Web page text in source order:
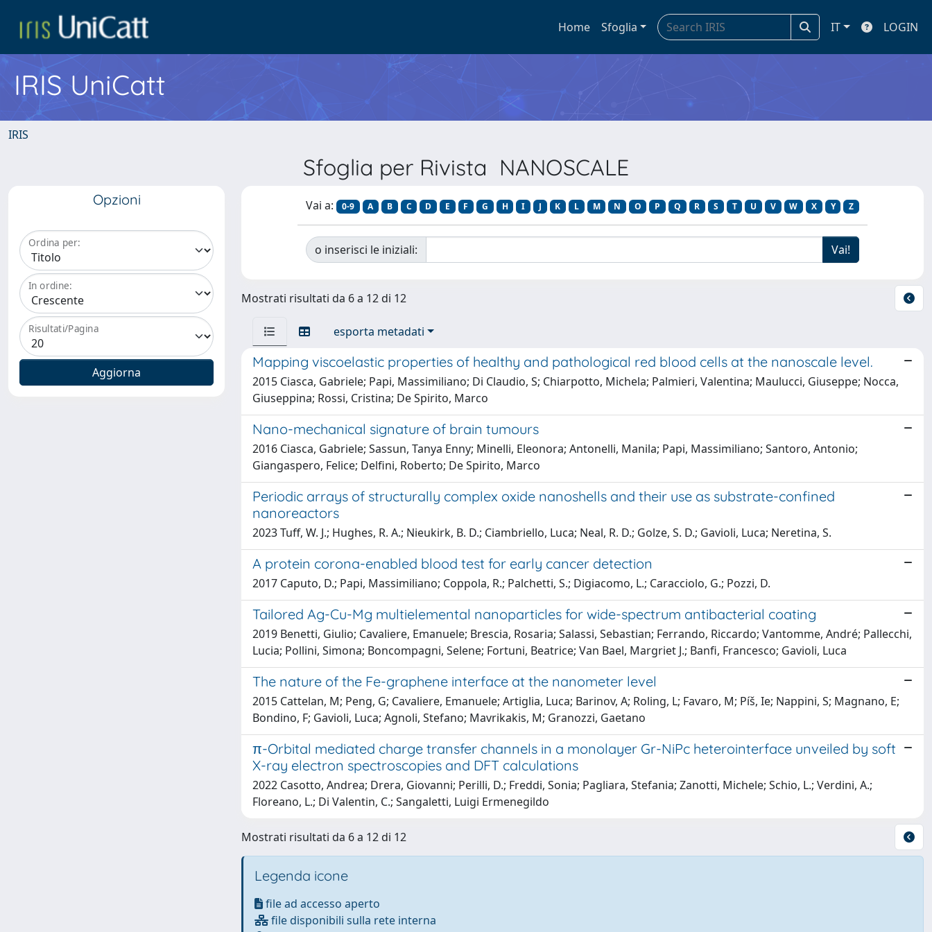
Home Sfoglia IT LOGIN
IRIS UniCatt
IRIS
Sfoglia per Rivista NANOSCALE
Opzioni
Ordina per:
In ordine:
Risultati/Pagina
Vai a: 0-9 A B C D E F G H I J K L M N O P Q R S T U V W X Y Z
o inserisci le iniziali:
Mostrati risultati da 6 a 12 di 12
esporta metadati
Mapping viscoelastic properties of healthy and pathological red blood cells at the nanoscale level.
2015 Ciasca, Gabriele; Papi, Massimiliano; Di Claudio, S; Chiarpotto, Michela; Palmieri, Valentina; Maulucci, Giuseppe; Nocca,
Giuseppina; Rossi, Cristina; De Spirito, Marco
Nano-mechanical signature of brain tumours
2016 Ciasca, Gabriele; Sassun, Tanya Enny; Minelli, Eleonora; Antonelli, Manila; Papi, Massimiliano; Santoro, Antonio;
Giangaspero, Felice; Delfini, Roberto; De Spirito, Marco
Periodic arrays of structurally complex oxide nanoshells and their use as substrate-confined
nanoreactors
2023 Tuff, W. J.; Hughes, R. A.; Nieukirk, B. D.; Ciambriello, Luca; Neal, R. D.; Golze, S. D.; Gavioli, Luca; Neretina, S.
A protein corona-enabled blood test for early cancer detection
2017 Caputo, D.; Papi, Massimiliano; Coppola, R.; Palchetti, S.; Digiacomo, L.; Caracciolo, G.; Pozzi, D.
Tailored Ag-Cu-Mg multielemental nanoparticles for wide-spectrum antibacterial coating
2019 Benetti, Giulio; Cavaliere, Emanuele; Brescia, Rosaria; Salassi, Sebastian; Ferrando, Riccardo; Vantomme, André; Pallecchi,
Lucia; Pollini, Simona; Boncompagni, Selene; Fortuni, Beatrice; Van Bael, Margriet J.; Banfi, Francesco; Gavioli, Luca
The nature of the Fe-graphene interface at the nanometer level
2015 Cattelan, M; Peng, G; Cavaliere, Emanuele; Artiglia, Luca; Barinov, A; Roling, L; Favaro, M; Píš, Ie; Nappini, S; Magnano, E;
Bondino, F; Gavioli, Luca; Agnoli, Stefano; Mavrikakis, M; Granozzi, Gaetano
π-Orbital mediated charge transfer channels in a monolayer Gr-NiPc heterointerface unveiled by soft
X-ray electron spectroscopies and DFT calculations
2022 Casotto, Andrea; Drera, Giovanni; Perilli, D.; Freddi, Sonia; Pagliara, Stefania; Zanotti, Michele; Schio, L.; Verdini, A.;
Floreano, L.; Di Valentin, C.; Sangaletti, Luigi Ermenegildo
Mostrati risultati da 6 a 12 di 12
Legenda icone
file ad accesso aperto
file disponibili sulla rete interna